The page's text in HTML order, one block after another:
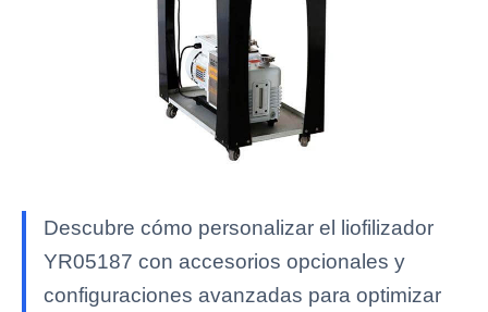
Descubre cómo personalizar el liofilizador
YR05187 con accesorios opcionales y
configuraciones avanzadas para optimizar